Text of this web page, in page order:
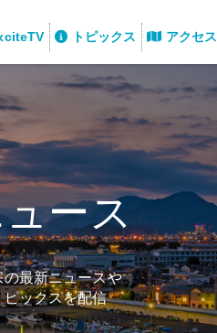
トピックス アクセス
ース
の最新ニュースや
ピックスを配信